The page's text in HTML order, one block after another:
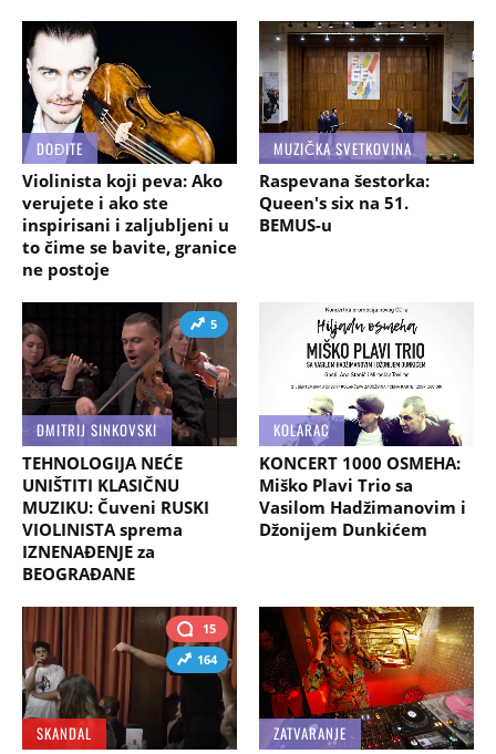
DOĐITE
Violinista koji peva: Ako
verujete i ako ste
inspirisani i zaljubljeni u
to čime se bavite, granice
ne postoje
MUZIČKA SVETKOVINA
Raspevana šestorka:
Queen's six na 51.
BEMUS-u
5
DMITRIJ SINKOVSKI
TEHNOLOGIJA NEĆE
UNIŠTITI KLASIČNU
MUZIKU: Čuveni RUSKI
VIOLINISTA sprema
IZNENAĐENJE za
BEOGRAĐANE
KOLARAC
KONCERT 1000 OSMEHA:
Miško Plavi Trio sa
Vasilom Hadžimanovim i
Džonijem Dunkićem
15
164
SKANDAL ZATVARANJE